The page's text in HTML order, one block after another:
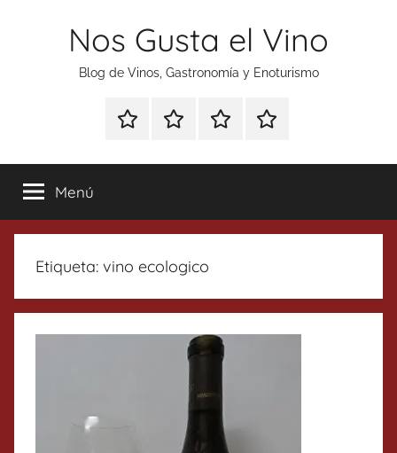
Nos Gusta el Vino
Blog de Vinos, Gastronomía y Enoturismo
Especial
Tonics
Enoturismo
Gastronomía
RankingContacto
Menú
Etiqueta: vino ecologico